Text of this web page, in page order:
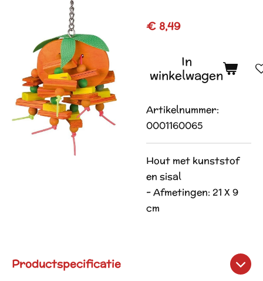
€ 8,49
In
winkelwagen
Artikelnummer:
0001160065
Hout met kunststof
en sisal
- Afmetingen: 21 X 9
cm
Productspecificatie